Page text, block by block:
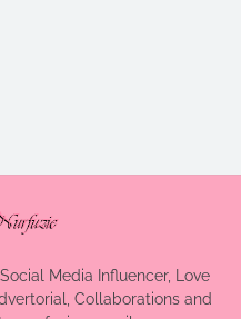
Media Influencer, Love
Collaborations and